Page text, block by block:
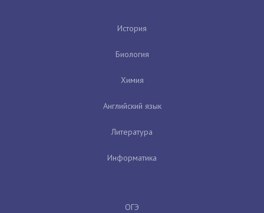
История
Биология
Химия
Английский язык
Литература
Информатика
ОГЭ